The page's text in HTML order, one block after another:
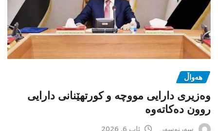
هەواڵ
وەزیری دارایی مووچە و کورتهێنانی دارایی
روون دەکاتەوە
سەرنوسەر ئاب 6, 2026